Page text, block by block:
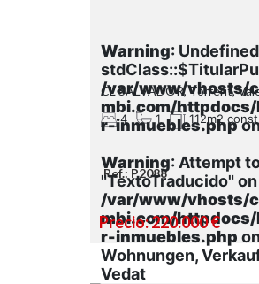
Warning:
/var/www/vhosts/
mbi.com/
r-inmuebles.php
Warning: Attempt
"TextoTraducido"
/var/www/vhosts/
mbi.com/
r-inmuebles.php
Wohnungen,
Vedat
CL SALVADOR, Torrent,
4 1 112m2
Ref.: P2088
Precio: 220.000 €